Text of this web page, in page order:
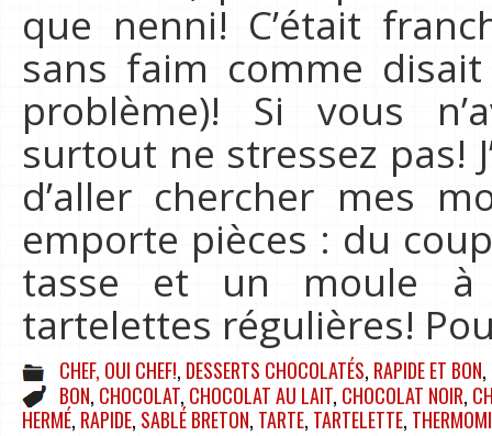
que nenni! C’était
sans faim comme
problème)! Si vous
surtout ne stressez pas!
d’aller chercher mes
emporte pièces : du
tasse et un moule à
tartelettes régulières!
CHEF, OUI CHEF!, DESSERTS CHOCOLATÉS, RAPIDE ET BON,
BON, CHOCOLAT, CHOCOLAT AU LAIT, CHOCOLAT NOIR,
HERMÉ, RAPIDE, SABLÉ BRETON, TARTE, TARTELETTE,